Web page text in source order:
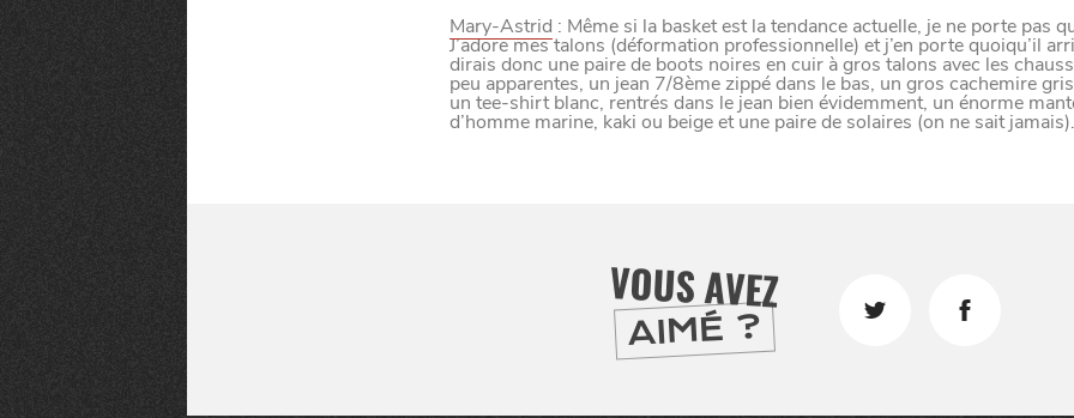
Mary-Astrid : Même si la basket est la tendance actuelle, je ne porte pas
J’adore mes talons (déformation professionnelle) et j’en porte quoiqu’il
dirais donc une paire de boots noires en cuir à gros talons avec les
peu apparentes, un jean 7/8ème zippé dans le bas, un gros cachemire
un tee-shirt blanc, rentrés dans le jean bien évidemment, un énorme
d’homme marine, kaki ou beige et une paire de solaires (on ne sait
VOUS AVEZ
AIMÉ ?
J'accepte Je refuse